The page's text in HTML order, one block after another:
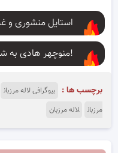
استایل منشوری و
منوچهر هادی به شایعه طلاقش از یکتا ناصر پاسخ داد!
برچسب ها : بیوگرافی لاله مرزبان
مرزبان
لاله مرزبان